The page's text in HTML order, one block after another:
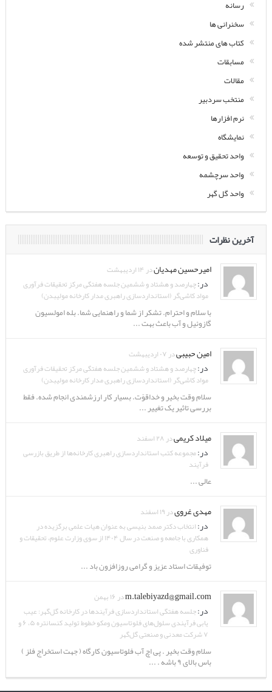
رسانه
سخنرانی ها
کتاب های منتشر شده
مسابقات
مقالات
منتخب سردبیر
نرم افزارها
نمایشگاه
واحد تحقیق و توسعه
واحد سرچشمه
واحد گل گهر
آخرین نظرات
امیرحسین مهدیاندر ۱۴ اردیبهشت
در:چهارصد و هشتاد و ششمین جلسه هفتگی مرکز تحقیقات فرآوری
مواد کاشی‌گر (استانداردسازی راهبری مدار کارخانه مولیبدن)
با سلام و احترام. تشکر از شما و راهنمایی شما. بله امولسیون
گازوئیل و آب باعث بهت ...
امین حبیبیدر ۰۷ اردیبهشت
در:چهارصد و هشتاد و ششمین جلسه هفتگی مرکز تحقیقات فرآوری
مواد کاشی‌گر (استانداردسازی راهبری مدار کارخانه مولیبدن)
سلام وقت بخیر و خداقوّت. بسیار کار ارزشمندی انجام شده. فقط
بررسی تاثیر یک تغییر ...
میلاد کریمیدر ۲۸ اسفند
در:مجموعه کتب استانداردسازی راهبری کارخانه‌ها از طریق بازرسی
فرآیند
عالی ...
مهدی غرویدر ۱۹ اسفند
در:انتخاب دکتر صمد بنیسی به عنوان هیات علمی برگزیده در
همکاری با جامعه و صنعت در سال ۱۴۰۴ از سوی وزارت علوم، تحقیقات و
فناوری
توفیقات استاد عزیز و گرامی روزافزون باد ...
m.talebiyazd@gmail.comدر ۱۶ بهمن
در:جلسه هفتگی استانداردسازی فرآیندها در کارخانه گل‌گهر: عیب
یابی فرآیندی سلول‌های فلوتاسیون ومکو خطوط تولید کنسانتره ۵، ۶ و
۷ شرکت معدنی و صنعتی گل‌گهر
سلام وقت بخیر . پی اچ آب فلوتاسیون کارگاه ( جهت استخراج فلز )
باس بالای ۹ باشه . ...